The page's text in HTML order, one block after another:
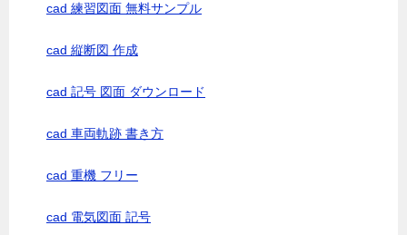
cad 練習図面 無料サンプル
cad 縦断図 作成
cad 記号 図面 ダウンロード
cad 車両軌跡 書き方
cad 重機 フリー
cad 電気図面 記号